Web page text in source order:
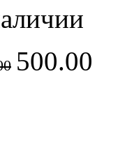
500.00